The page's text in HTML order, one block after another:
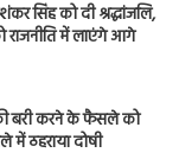
सिंह को दी श्रद्धांजलि,
राजनीति में लाएंगे आगे
बरी करने के फैसले को
में ठहराया दोषी